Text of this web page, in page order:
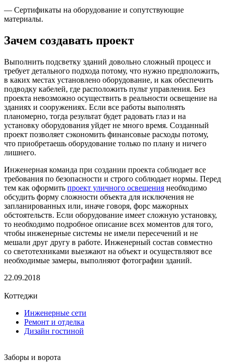
— Сертификаты на оборудование и сопутствующие
материалы.
Зачем создавать проект
Выполнить подсветку зданий довольно сложный процесс и
требует детального подхода потому, что нужно предположить,
в каких местах установлено оборудование, и как обеспечить
подводку кабелей, где расположить пульт управления. Без
проекта невозможно осуществить в реальности освещение на
зданиях и сооружениях. Если все работы выполнять
планомерно, тогда результат будет радовать глаз и на
установку оборудования уйдет не много время. Созданный
проект позволяет сэкономить финансовые расходы потому,
что приобретаешь оборудование только по плану и ничего
лишнего.
Инженерная команда при создании проекта соблюдает все
требования по безопасности и строго соблюдает нормы. Перед
тем как оформить проект уличного освещения необходимо
обсудить форму сложности объекта для исключения не
запланированных или, иначе говоря, форс мажорных
обстоятельств. Если оборудование имеет сложную установку,
то необходимо подробное описание всех моментов для того,
чтобы инженерные системы не имели пересечений и не
мешали друг другу в работе. Инженерный состав совместно
со светотехниками выезжают на объект и осуществляют все
необходимые замеры, выполняют фотографии зданий.
22.09.2018
Коттеджи
Инженерные сети
Ремонт и отделка
Дизайн гостиной
Заборы и ворота